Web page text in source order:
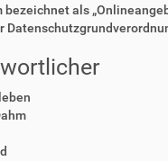
bezeichnet als